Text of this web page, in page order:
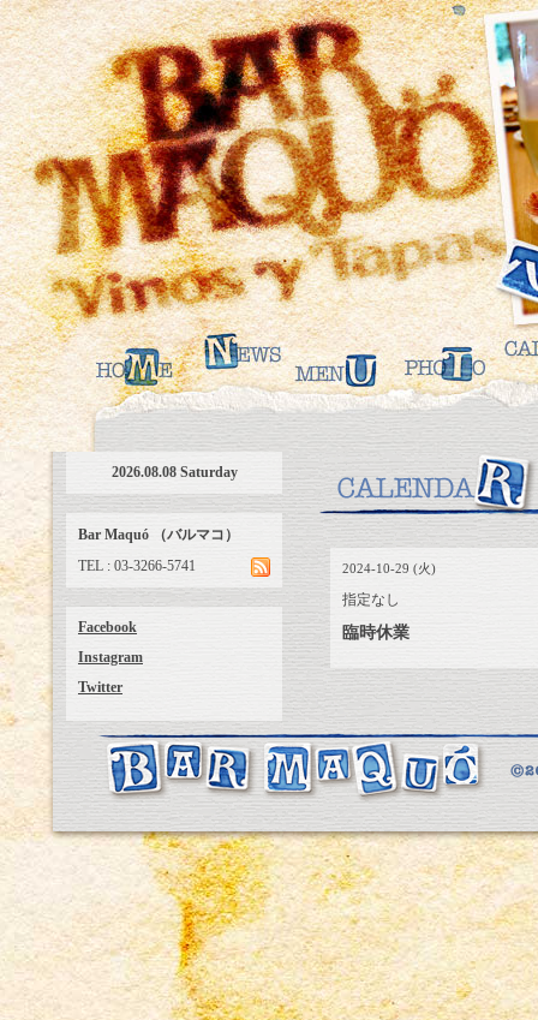
2024-10-29 (火)
指定なし
臨時休業
2026.08.08 Saturday
Bar Maquó （バルマコ）
TEL : 03-3266-5741
Facebook
Instagram
Twitter